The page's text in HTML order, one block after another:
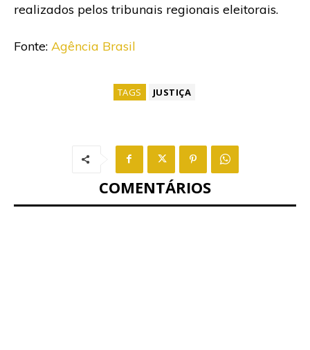
realizados pelos tribunais regionais eleitorais.
Fonte: Agência Brasil
TAGS JUSTIÇA
COMENTÁRIOS